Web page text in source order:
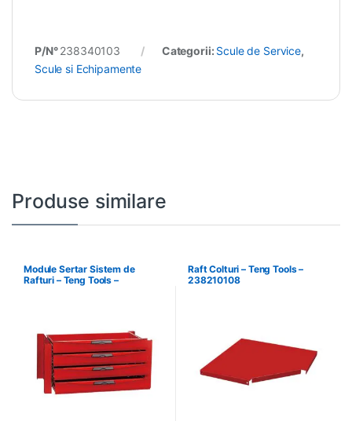
P/N°238340103 Categorii: Scule de Service,
Scule si Echipamente
Produse similare
Module Sertar Sistem de
Rafturi – Teng Tools –
Raft Colturi – Teng Tools –
238210108